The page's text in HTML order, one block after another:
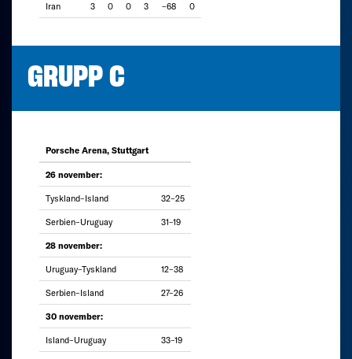
Iran 3 0 0 3 –68 0
GRUPP C
Porsche Arena, Stuttgart
26 november:
Tyskland–Island 32–25
Serbien–Uruguay 31–19
28 november:
Uruguay–Tyskland 12–38
Serbien–Island 27–26
30 november:
Island–Uruguay 33–19